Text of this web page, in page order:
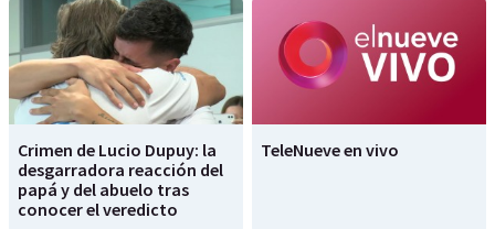
Crimen de Lucio Dupuy: la
desgarradora reacción del
papá y del abuelo tras
conocer el veredicto
TeleNueve en vivo